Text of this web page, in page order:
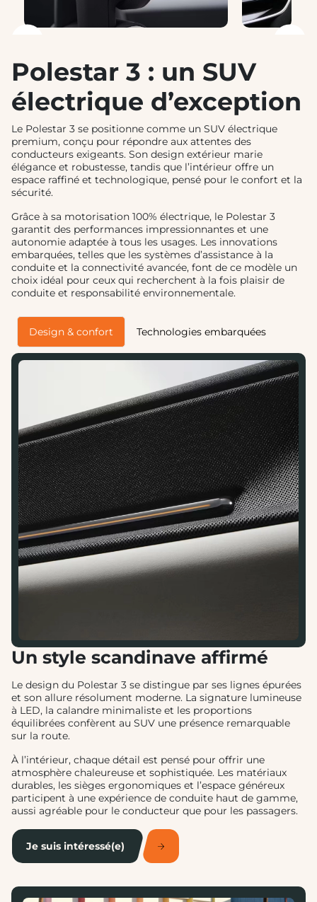
Polestar 3 : un SUV
électrique d’exception
Le Polestar 3 se positionne comme un SUV électrique
premium, conçu pour répondre aux attentes des
conducteurs exigeants. Son design extérieur marie
élégance et robustesse, tandis que l’intérieur offre un
espace raffiné et technologique, pensé pour le confort et la
sécurité.
Grâce à sa motorisation 100% électrique, le Polestar 3
garantit des performances impressionnantes et une
autonomie adaptée à tous les usages. Les innovations
embarquées, telles que les systèmes d’assistance à la
conduite et la connectivité avancée, font de ce modèle un
choix idéal pour ceux qui recherchent à la fois plaisir de
conduite et responsabilité environnementale.
Design & confort Technologies embarquées
Un style scandinave affirmé
Le design du Polestar 3 se distingue par ses lignes épurées
et son allure résolument moderne. La signature lumineuse
à LED, la calandre minimaliste et les proportions
équilibrées confèrent au SUV une présence remarquable
sur la route.
À l’intérieur, chaque détail est pensé pour offrir une
atmosphère chaleureuse et sophistiquée. Les matériaux
durables, les sièges ergonomiques et l’espace généreux
participent à une expérience de conduite haut de gamme,
aussi agréable pour le conducteur que pour les passagers.
Je suis intéressé(e)